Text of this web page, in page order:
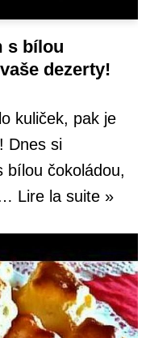
s bílou
dezerty!
kuliček, pak je
Dnes si
bílou čokoládou,
Lire la suite »